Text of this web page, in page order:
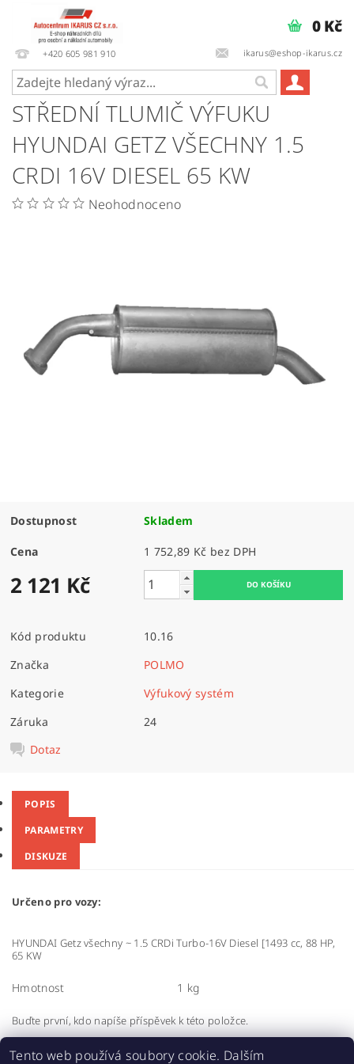
+420 605 981 910 ikarus@eshop-ikarus.cz
0 Kč
STŘEDNÍ TLUMIČ VÝFUKU
HYUNDAI GETZ VŠECHNY 1.5
CRDI 16V DIESEL 65 KW
Neohodnoceno
Dostupnost Skladem
Cena 1 752,89 Kč bez DPH
2 121 Kč
Kód produktu
10.16
Značka
POLMO
Kategorie
Výfukový systém
Záruka
24
Dotaz
POPIS
PARAMETRY
DISKUZE
Určeno pro vozy:
HYUNDAI Getzvšechny ~ 1.5 CRDi Turbo-16V Diesel [1493 cc, 88 HP,
65 KW
Hmotnost 1 kg
Buďte první, kdo napíše příspěvek k této položce.
Přidat komentář
Tento web používá soubory cookie. Dalším